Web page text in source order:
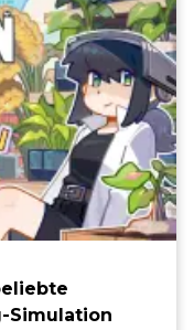
Simulation